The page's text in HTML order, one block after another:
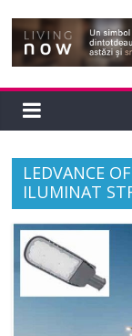
LEDVANCE
ILUMINAT